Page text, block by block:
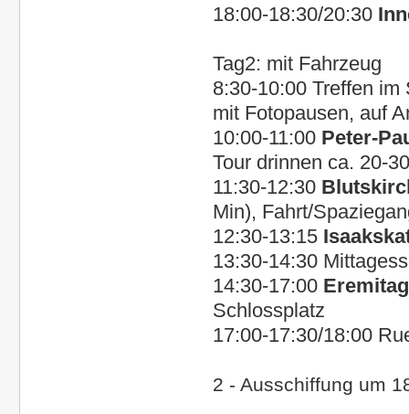
18:00-18:30/20:30
Tag2: mit Fahrzeug
8:30-10:00 Treffen im
mit Fotopausen, auf
10:00-11:00 Peter-
Tour drinnen ca. 20-
11:30-12:30
Min), Fahrt/
12:30-13:15
13:30-14:30
14:30-17:00
Schlossplatz
17:00-17:30/18:00
2 - Ausschiffung um